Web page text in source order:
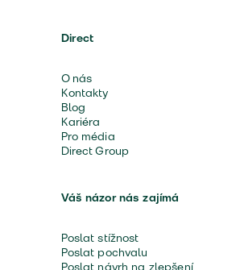
Direct
O nás
Kontakty
Blog
Kariéra
Pro média
Direct Group
Váš názor nás zajímá
Poslat stížnost
Poslat pochvalu
Poslat návrh na zlepšení